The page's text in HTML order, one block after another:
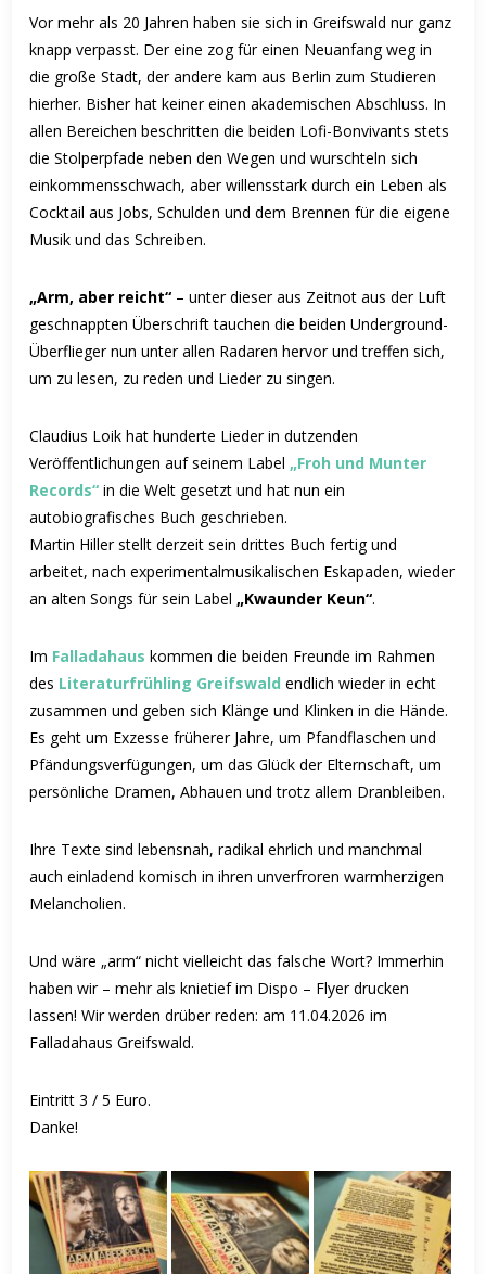
Vor mehr als 20 Jahren haben sie sich in Greifswald nur ganz
knapp verpasst. Der eine zog für einen Neuanfang weg in
die große Stadt, der andere kam aus Berlin zum Studieren
hierher. Bisher hat keinereinen akademischen Abschluss. In
allen Bereichen beschritten die beiden Lofi-Bonvivants stets
die Stolperpfade neben den Wegen und wurschtelnsich
einkommensschwach, aber willensstark durch ein Leben als
Cocktail aus Jobs, Schulden und dem Brennen für die eigene
Musik und das Schreiben.
„Arm, aber reicht“ – unter dieser aus Zeitnot aus der Luft
geschnappten Überschrift tauchen die beiden Underground-
Überflieger nun unter allen Radaren hervor und treffen sich,
um zu lesen, zu reden und Lieder zu singen.
Claudius Loik hat hunderte Lieder in dutzenden
Veröffentlichungen auf seinem Label „Froh und Munter
Records“ in die Welt gesetzt und hat nun ein
autobiografisches Buch geschrieben.
Martin Hiller stellt derzeit sein drittes Buch fertig und
arbeitet, nach experimentalmusikalischen Eskapaden, wieder
an alten Songs für sein Label„Kwaunder Keun“.
Im Falladahaus kommen die beiden Freunde im Rahmen
des Literaturfrühling Greifswald endlich wieder in echt
zusammen und geben sich Klänge und Klinken in die Hände.
Es geht um Exzesse früherer Jahre, um Pfandflaschen und
Pfändungsverfügungen, um das Glück der Elternschaft, um
persönliche Dramen, Abhauen und trotz allem Dranbleiben.
Ihre Texte sind lebensnah, radikal ehrlich undmanchmal
auch einladend komisch in ihrenunverfroren warmherzigen
Melancholien.
Und wäre „arm“ nicht vielleicht das falsche Wort? Immerhin
haben wir – mehr als knietief im Dispo – Flyer drucken
lassen! Wir werden drüber reden:am 11.04.2026 im
Falladahaus Greifswald.
Eintritt 3 / 5 Euro.
Danke!